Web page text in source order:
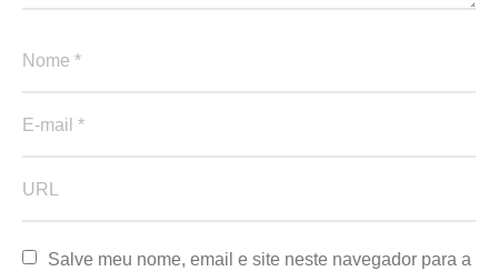
Salve meu nome, email e site neste navegador para a